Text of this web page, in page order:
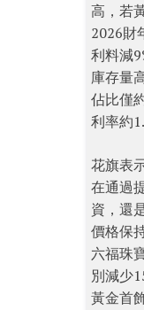
高，若
2026財
利料減
庫存量
佔比僅
利率約
花旗表
在通過
資，還
價格保
六福珠
別減少
黃金首